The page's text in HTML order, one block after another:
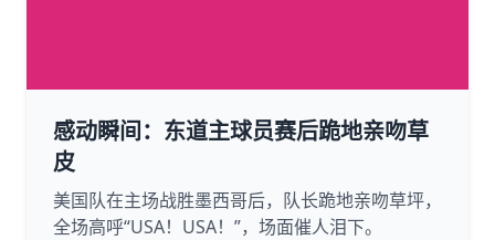
感动瞬间：东道主球员赛后跪地亲吻草
皮
美国队在主场战胜墨西哥后，队长跪地亲吻草坪，
全场高呼“USA！USA！”，场面催人泪下。